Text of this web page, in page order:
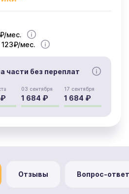
мес.
123₽/мес.
части без переплат
03 сентября
1 684 ₽
17 сентября
1 684 ₽
Отзывы Вопрос-ответ